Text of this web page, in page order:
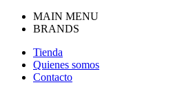
MAIN MENU
BRANDS
Tienda
Quienes somos
Contacto